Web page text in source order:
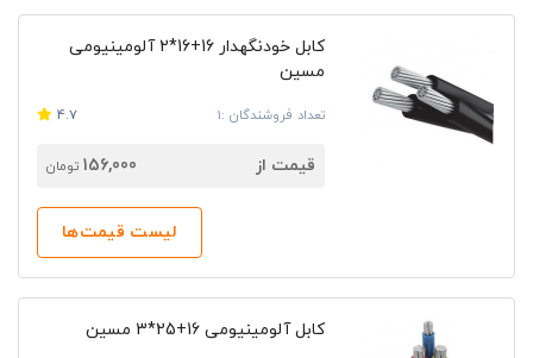
کابل خودنگهدار 16+16*2 آلومینیومی
مسین
تعداد فروشندگان :1 4.7
قیمت از 156,000 تومان
لیست قیمت‌ها
کابل آلومینیومی 16+25*3 مسین